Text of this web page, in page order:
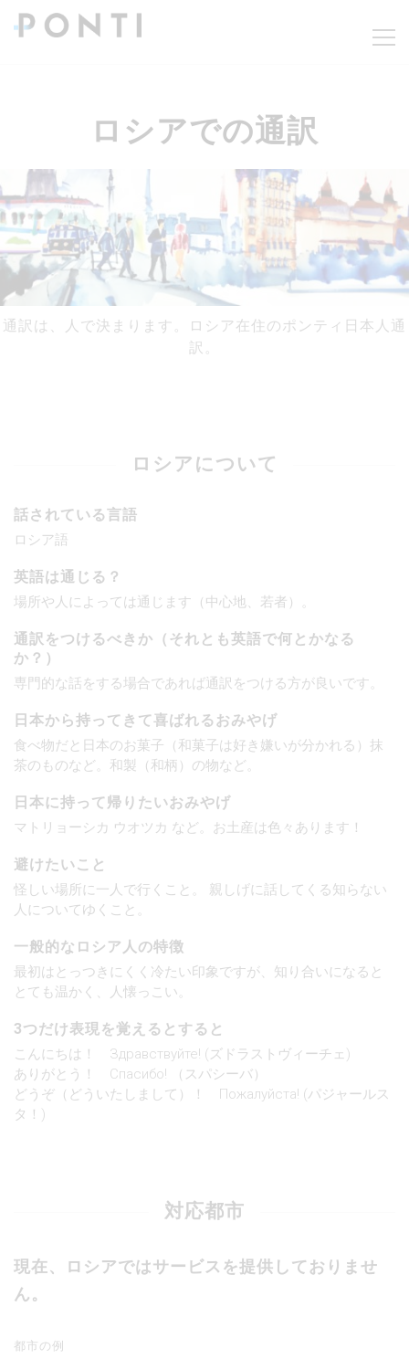
ロシアでの通訳
通訳は、人で決まります。ロシア在住のポンティ日本人通
訳。
ロシアについて
話されている言語
ロシア語
英語は通じる？
場所や人によっては通じます（中心地、若者）。
通訳をつけるべきか（それとも英語で何とかなる
か？）
専門的な話をする場合であれば通訳をつける方が良いです。
日本から持ってきて喜ばれるおみやげ
食べ物だと日本のお菓子（和菓子は好き嫌いが分かれる）抹
茶のものなど。和製（和柄）の物など。
日本に持って帰りたいおみやげ
マトリョーシカ ウオツカ など。お土産は色々あります！
避けたいこと
怪しい場所に一人で行くこと。 親しげに話してくる知らない
人についてゆくこと。
一般的なロシア人の特徴
最初はとっつきにくく冷たい印象ですが、知り合いになると
とても温かく、人懐っこい。
3つだけ表現を覚えるとすると
こんにちは！ Здравствуйте! (ズドラストヴィーチェ)
ありがとう！ Спасибо! （スパシーバ）
どうぞ（どういたしまして）！ Пожалуйста! (パジャールス
タ！)
対応都市
現在、ロシアではサービスを提供しておりませ
ん。
都市の例